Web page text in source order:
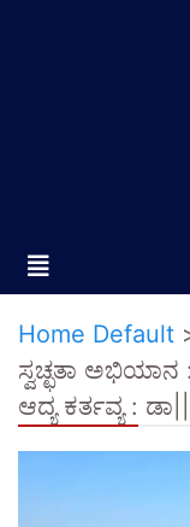
Home Default
ಸ್ವಚ್ಛತಾ ಅಭಿಯಾನ
ಆದ್ಯ ಕರ್ತವ್ಯ :